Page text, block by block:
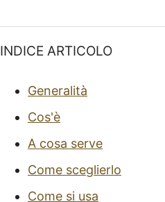
INDICE ARTICOLO
Generalità
Cos'è
A cosa serve
Come sceglierlo
Come si usa